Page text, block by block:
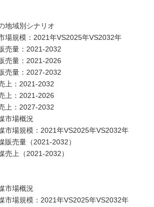
地域別シナリオ
場規模：2021年VS2025年VS2032年
売量：2021-2032
売量：2021-2026
売量：2027-2032
上：2021-2032
上：2021-2026
上：2027-2032
市場概況
市場規模：2021年VS2025年VS2032年
販売量（2021-2032）
売上（2021-2032）
市場概況
市場規模：2021年VS2025年VS2032年